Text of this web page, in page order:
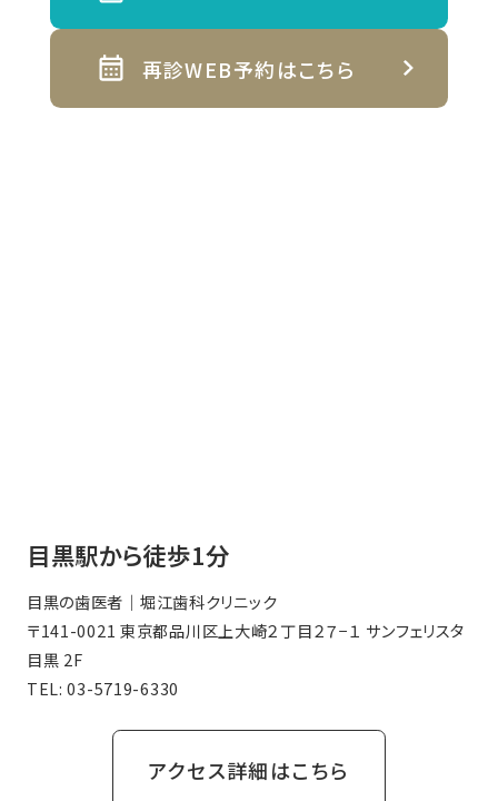
再診WEB予約はこちら
目黒駅から徒歩1分
目黒の歯医者｜堀江歯科クリニック
〒141-0021 東京都品川区上大崎２丁目２７−１ サンフェリスタ
目黒 2F
TEL:03-5719-6330
アクセス詳細はこちら